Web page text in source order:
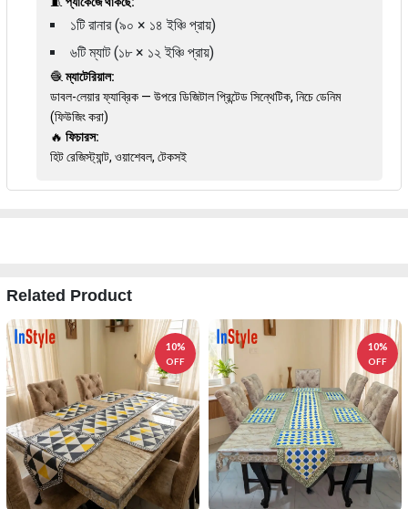
১টি রানার (৯০ × ১৪ ইঞ্চি প্রায়)
৬টি ম্যাট (১৮ × ১২ ইঞ্চি প্রায়)
🧶ম্যাটেরিয়াল:
ডাবল-লেয়ার ফ্যাব্রিক — উপরে ডিজিটাল প্রিন্টেড সিন্থেটিক, নিচে ডেনিম
(ফিউজিং করা)
🔥ফিচারস:
হিট রেজিস্ট্যান্ট, ওয়াশেবল, টেকসই
Related Product
10%
OFF
10%
OFF